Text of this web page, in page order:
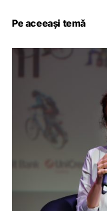
Pe aceeași temă